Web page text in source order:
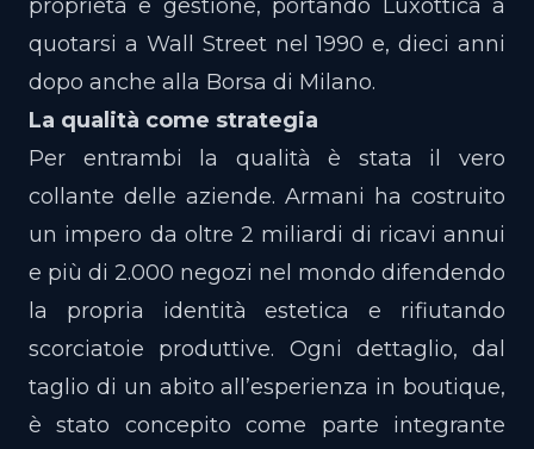
proprietà e gestione, portando Luxottica a
quotarsi a Wall Street nel 1990 e, dieci anni
dopo anche alla Borsa di Milano.
La qualità come strategia
Per entrambi la qualità è stata il vero
collante delle aziende. Armani ha costruito
un impero da oltre 2 miliardi di ricavi annui
e più di 2.000 negozi nel mondo difendendo
la propria identità estetica e rifiutando
scorciatoie produttive. Ogni dettaglio, dal
taglio di un abito all’esperienza in boutique,
è stato concepito come parte integrante